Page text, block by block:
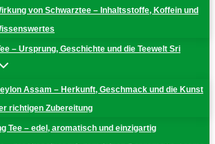
von Schwarztee – Inhaltsstoffe, Koffein und
– Ursprung, Geschichte und die Teewelt Sri
Assam – Herkunft, Geschmack und die Kunst
richtigen Zubereitung
Tee – edel, aromatisch und einzigartig